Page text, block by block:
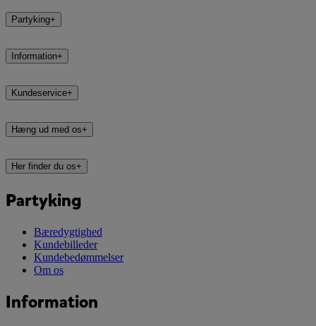
Partyking+
Information+
Kundeservice+
Hæng ud med os+
Her finder du os+
Partyking
Bæredygtighed
Kundebilleder
Kundebedømmelser
Om os
Information